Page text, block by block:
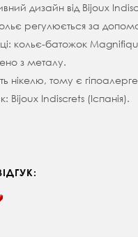
дизайн від Bijoux
регулюється за
кольє-батожок
з металу.
нікелю, тому є
Bijoux Indiscrets (Іспанія).